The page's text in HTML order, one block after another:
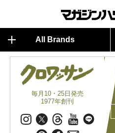
All Brands
毎月10・25日発売
1977年創刊